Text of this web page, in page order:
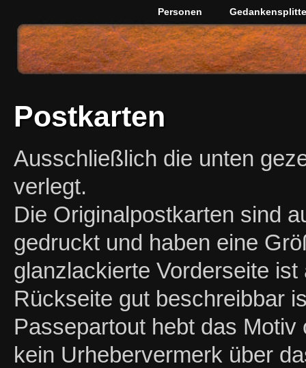
Personen
Postkarten
Ausschließlich die unten
verlegt.
Die Originalpostkarten sind
gedruckt und haben eine
glanzlackierte Vorderseite
Rückseite gut beschreibbar
Passepartout hebt das
kein Urhebervermerk über